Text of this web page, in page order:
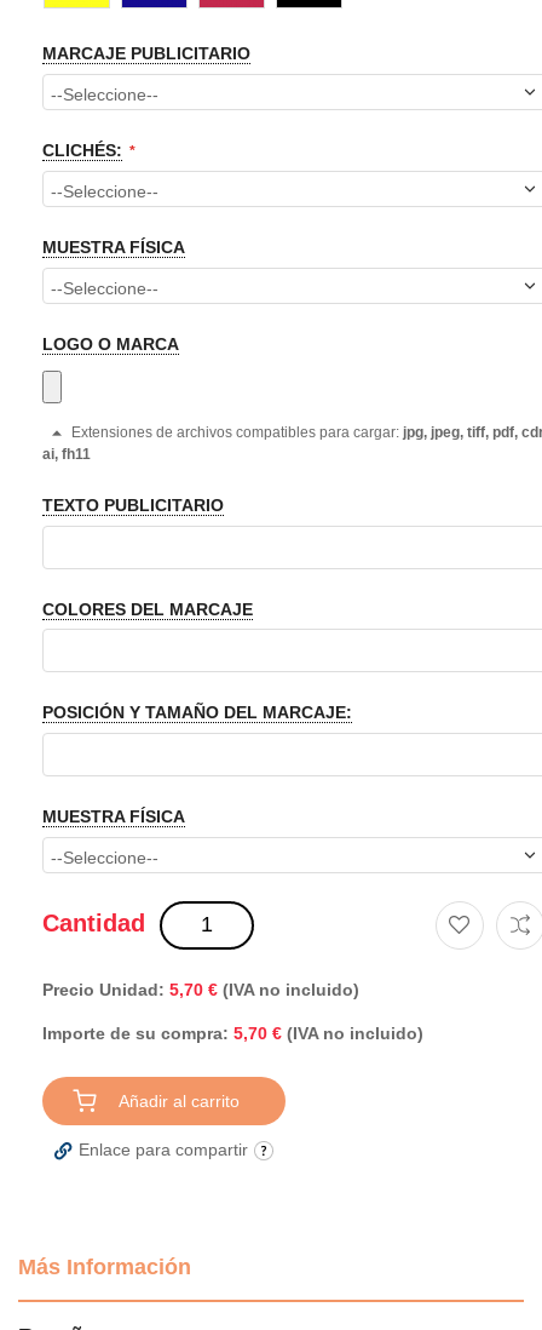
MARCAJE PUBLICITARIO
CLICHÉS:
MUESTRA FÍSICA
LOGO O MARCA
Extensiones de archivos compatibles para cargar: jpg, jpeg, tiff, pdf,
ai, fh11
TEXTO PUBLICITARIO
COLORES DEL MARCAJE
POSICIÓN Y TAMAÑO DEL MARCAJE:
MUESTRA FÍSICA
Cantidad
Precio Unidad: 5,70 € (IVA no incluido)
Importe de su compra: 5,70 € (IVA no incluido)
Añadir al carrito
Enlace para compartir
Más Información